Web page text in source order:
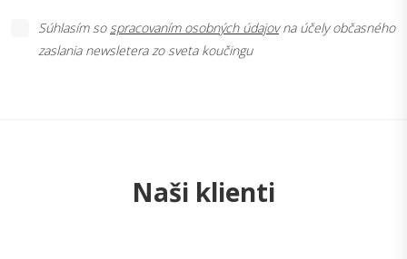
Súhlasím so spracovaním osobných údajovna účely občasného
zaslania newsletera zo sveta koučingu
Naši klienti